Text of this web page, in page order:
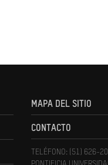
MAPA DEL SITIO
CONTACTO
TELÉFONO: (51) 626-